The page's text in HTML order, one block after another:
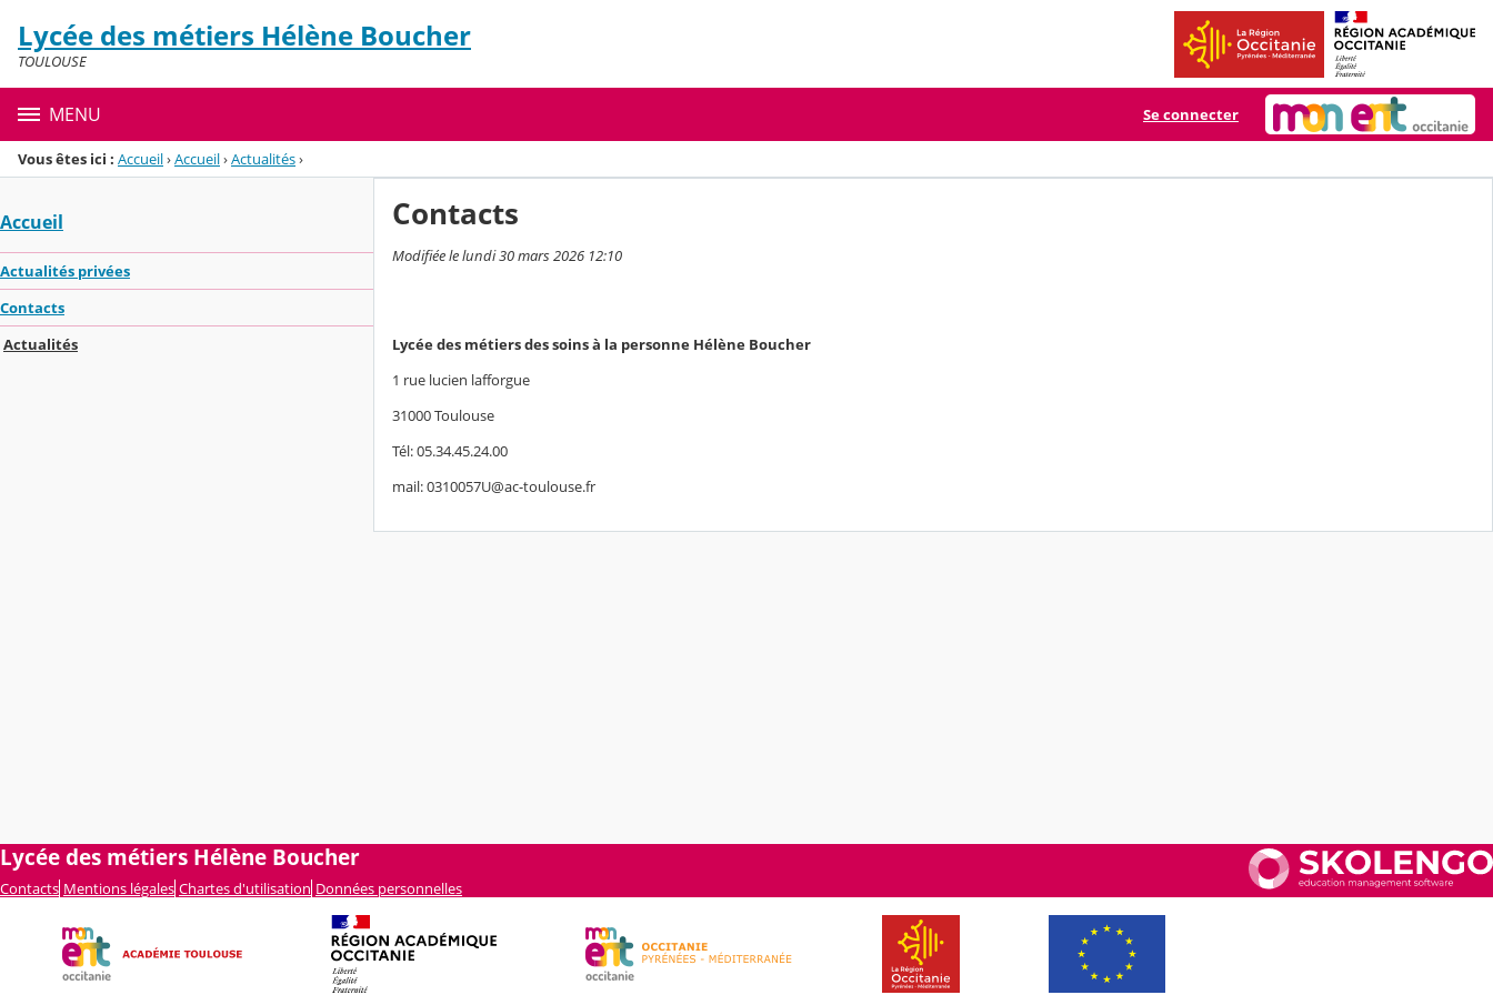
Menu de la rubrique
Contenu
Lycée des métiers Hélène Boucher
TOULOUSE
MENU Se connecter
Vous êtes ici : Accueil›Accueil›Actualités›
Accueil
Actualités privées
Contacts
Actualités
Contacts
Modifiée le lundi 30 mars 2026 12:10
Lycée des métiers des soins à la personne Hélène Boucher
1 rue lucien lafforgue
31000 Toulouse
Tél: 05.34.45.24.00
mail: 0310057U@ac-toulouse.fr
Lycée des métiers Hélène Boucher
Contacts Mentions légales Chartes d'utilisation Données personnelles